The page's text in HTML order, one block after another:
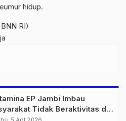
hidup.
RI)
EP Jambi Imbau
Tidak Beraktivitas di